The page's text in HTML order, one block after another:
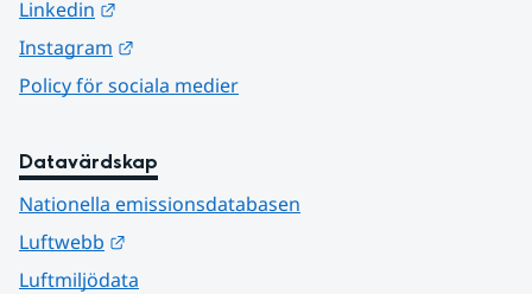
Linkedin
Instagram
Policy för sociala medier
Datavärdskap
Nationella emissionsdatabasen
Luftwebb
Luftmiljödata